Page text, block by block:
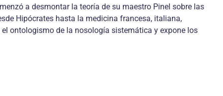
a desmontar la teoría de su maestro Pinel sobre las
Hipócrates hasta la medicina francesa, italiana,
ontologismo de la nosología sistemática y expone los